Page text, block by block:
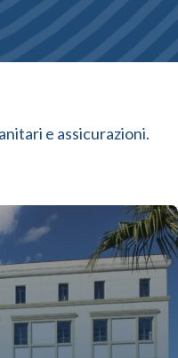
e assicurazioni.